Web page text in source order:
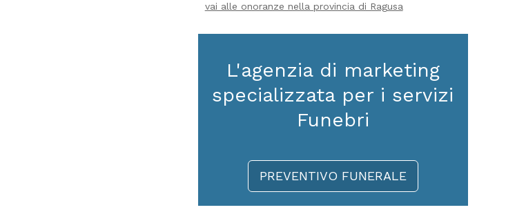
vai alle onoranze nella provincia di Ragusa
L'agenzia di marketing
specializzata per i servizi
Funebri
PREVENTIVO FUNERALE